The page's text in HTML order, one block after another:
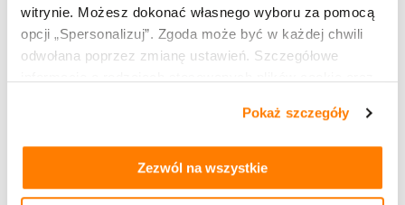
witrynie. Możesz dokonać własnego wyboru za pomocą
opcji „Spersonalizuj”. Zgoda może być w każdej chwili
odwołana poprzez zmianę ustawień. Szczegółowe
tym, jak korzystasz z naszej witryny, znajdziesz w
prywatności i cookies.
Pokaż szczegóły
Zezwól na wszystkie
Telefon